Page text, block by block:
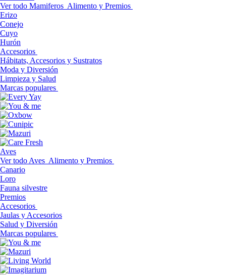
Ver todo Mamiferos Alimento y Premios
Erizo
Conejo
Cuyo
Hurón
Accesorios
Hábitats, Accesorios y Sustratos
Moda y Diversión
Limpieza y Salud
Marcas populares
Aves
Ver todo Aves Alimento y Premios
Canario
Loro
Fauna silvestre
Premios
Accesorios
Jaulas y Accesorios
Salud y Diversión
Marcas populares